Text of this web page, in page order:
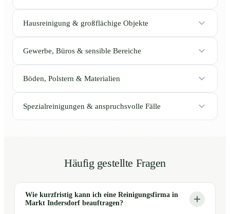
Hausreinigung & großflächige Objekte
Gewerbe, Büros & sensible Bereiche
Böden, Polstern & Materialien
Spezialreinigungen & anspruchsvolle Fälle
Häufig gestellte Fragen
Wie kurzfristig kann ich eine Reinigungsfirma in
Markt Indersdorf beauftragen?